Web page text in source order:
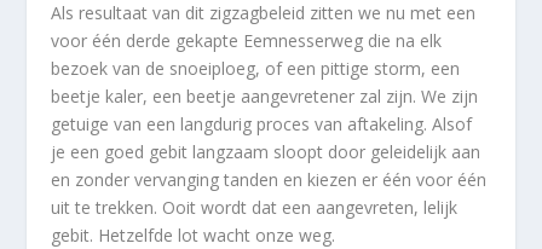
Als resultaat van dit zigzagbeleid zitten we nu met een
voor één derde gekapte Eemnesserweg die na elk
bezoek van de snoeiploeg, of een pittige storm, een
beetje kaler, een beetje aangevretener zal zijn. We zijn
getuige van een langdurig proces van aftakeling. Alsof
je een goed gebit langzaam sloopt door geleidelijk aan
en zonder vervanging tanden en kiezen er één voor één
uit te trekken. Ooit wordt dat een aangevreten, lelijk
gebit. Hetzelfde lot wacht onze weg.